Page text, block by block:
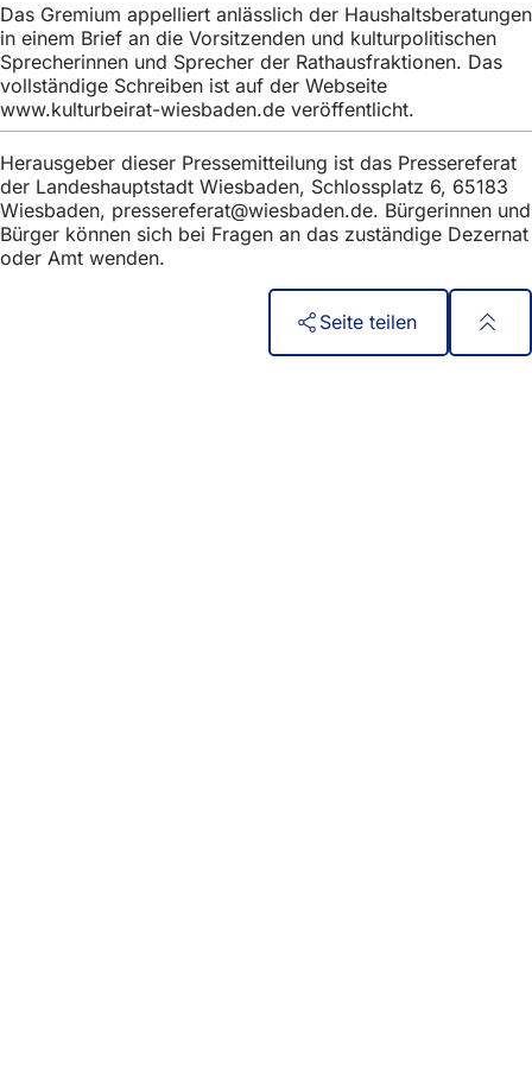
Das Gremium appelliert anlässlich der Haushaltsberatungen
in einem Brief an die Vorsitzenden und kulturpolitischen
Sprecherinnen und Sprecher der Rathausfraktionen. Das
vollständige Schreiben ist auf der Webseite
www.kulturbeirat-wiesbaden.de veröffentlicht.
Herausgeber dieser Pressemitteilung ist das Pressereferat
der Landeshauptstadt Wiesbaden, Schlossplatz 6, 65183
Wiesbaden, pressereferat wiesbaden de. Bürgerinnen und
Bürger können sich bei Fragen an das zuständige Dezernat
oder Amt wenden.
Seite teilen